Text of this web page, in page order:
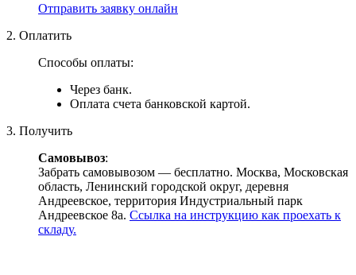
Отправить заявку онлайн
2. Оплатить
Способы оплаты:
Через банк.
Оплата счета банковской картой.
3. Получить
Самовывоз:
Забрать самовывозом — бесплатно. Москва, Московская
область, Ленинский городской округ, деревня
Андреевское, территория Индустриальный парк
Андреевское 8а. Ссылка на инструкцию как проехать к
складу.